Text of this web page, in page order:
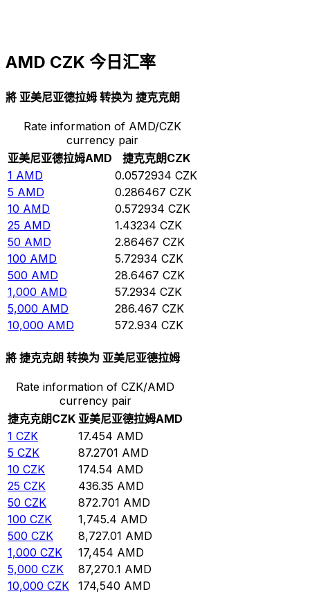
AMD CZK 今日汇率
將 亚美尼亚德拉姆 转换为 捷克克朗
Rate information of AMD/CZK
currency pair
亚美尼亚德拉姆AMD 捷克克朗CZK
1 AMD 0.0572934 CZK
5 AMD 0.286467 CZK
10 AMD 0.572934 CZK
25 AMD 1.43234 CZK
50 AMD 2.86467 CZK
100 AMD 5.72934 CZK
500 AMD 28.6467 CZK
1,000 AMD 57.2934 CZK
5,000 AMD 286.467 CZK
10,000 AMD 572.934 CZK
將 捷克克朗 转换为 亚美尼亚德拉姆
Rate information of CZK/AMD
currency pair
捷克克朗CZK 亚美尼亚德拉姆AMD
1 CZK 17.454 AMD
5 CZK 87.2701 AMD
10 CZK 174.54 AMD
25 CZK 436.35 AMD
50 CZK 872.701 AMD
100 CZK 1,745.4 AMD
500 CZK 8,727.01 AMD
1,000 CZK 17,454 AMD
5,000 CZK 87,270.1 AMD
10,000 CZK 174,540 AMD